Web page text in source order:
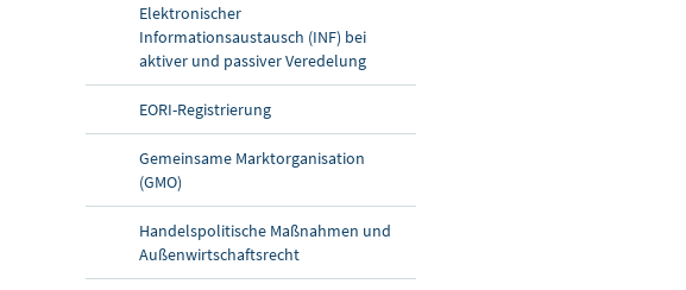
Elektronischer
Informationsaustausch (INF) bei
aktiver und passiver Veredelung
EORI-Registrierung
Gemeinsame Marktorganisation
(GMO)
Handelspolitische Maßnahmen und
Außenwirtschaftsrecht